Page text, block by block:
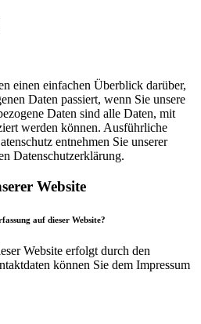
einen einfachen Überblick darüber,
Daten passiert, wenn Sie unsere
Daten sind alle Daten, mit
werden können. Ausführliche
entnehmen Sie unserer
Datenschutzerklärung.
Website
auf dieser Website?
Website erfolgt durch den
können Sie dem Impressum